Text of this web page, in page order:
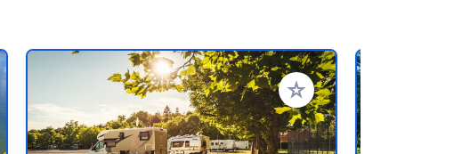
favorites Add to your favorites